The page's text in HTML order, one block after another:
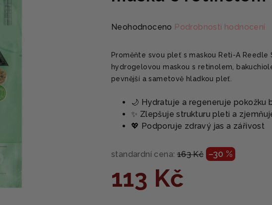
Průměrné
produktu
je
0,0
z
hvězdiček.
Neohodnoceno Podrobnosti hodnocení
Proměňte svou pleť s maskou Reti-A Reedle
hydrogelovou maskou s retinolem,
pevnější a sametově hladkou pleť.
🌙 Hydratuje a regeneruje pokožku
✨ Zlepšuje strukturu pleti a
💖 Podporuje zdravý jas a zářivost
standardní cena: 163 Kč –30 %
113 Kč